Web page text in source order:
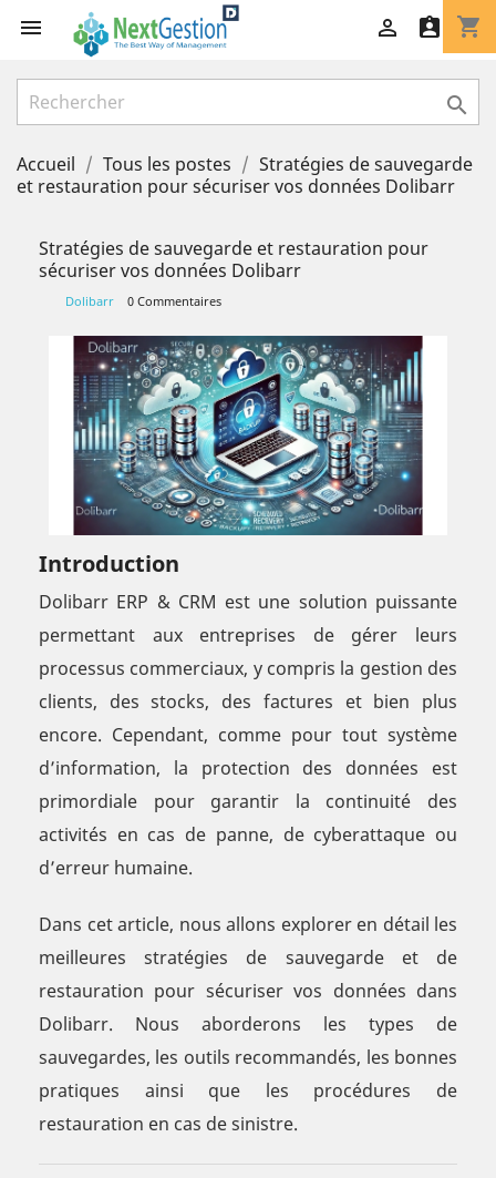
 shopping_cart
 

Accueil Tous les postes
Stratégies de sauvegarde
et restauration pour sécuriser vos données Dolibarr
Stratégies de sauvegarde et restauration pour
sécuriser vos données Dolibarr
Dolibarr 0 Commentaires
Introduction
Dolibarr ERP & CRM est une solution puissante
permettant aux entreprises de gérer leurs
processus commerciaux, y compris la gestion des
clients, des stocks, des factures et bien plus
encore. Cependant, comme pour tout système
d’information, la protection des données est
primordiale pour garantir la continuité des
activités en cas de panne, de cyberattaque ou
d’erreur humaine.
Dans cet article, nous allons explorer en détail les
meilleures stratégies de sauvegarde et de
restauration pour sécuriser vos données dans
Dolibarr. Nous aborderons les types de
sauvegardes, les outils recommandés, les bonnes
pratiques ainsi que les procédures de
restauration en cas de sinistre.